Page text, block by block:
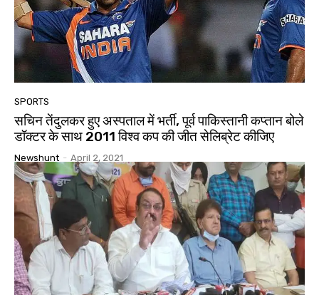
SPORTS
सचिन तेंदुलकर हुए अस्पताल में भर्ती, पूर्व पाकिस्तानी कप्तान बोले
डॉक्टर के साथ 2011 विश्व कप की जीत सेलिब्रेट कीजिए
Newshunt - April 2, 2021